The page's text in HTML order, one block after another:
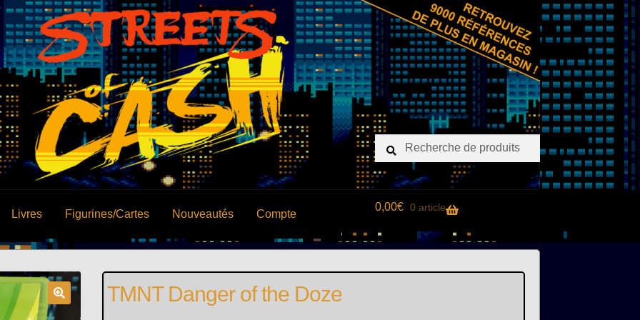
Recherche
pour :
Recherche
Livres Figurines/Cartes Nouveautés Compte
0,00€ 0 article
TMNT Danger of the Doze